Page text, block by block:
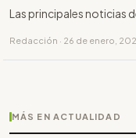
Las principales noticias
Redacción · 26 de enero,
MÁS EN ACTUALIDAD